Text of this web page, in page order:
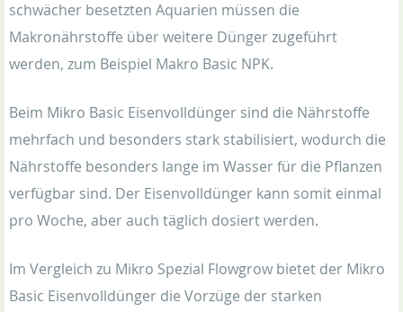
schwächer besetzten Aquarien müssen die
Makronährstoffe über weitere Dünger zugeführt
werden, zum Beispiel Makro Basic NPK.
Beim Mikro Basic Eisenvolldünger sind die Nährstoffe
mehrfach und besonders stark stabilisiert, wodurch die
Nährstoffe besonders lange im Wasser für die Pflanzen
verfügbar sind. Der Eisenvolldünger kann somit einmal
pro Woche, aber auch täglich dosiert werden.
Im Vergleich zu Mikro Spezial Flowgrow bietet der Mikro
Basic Eisenvolldünger die Vorzüge der starken